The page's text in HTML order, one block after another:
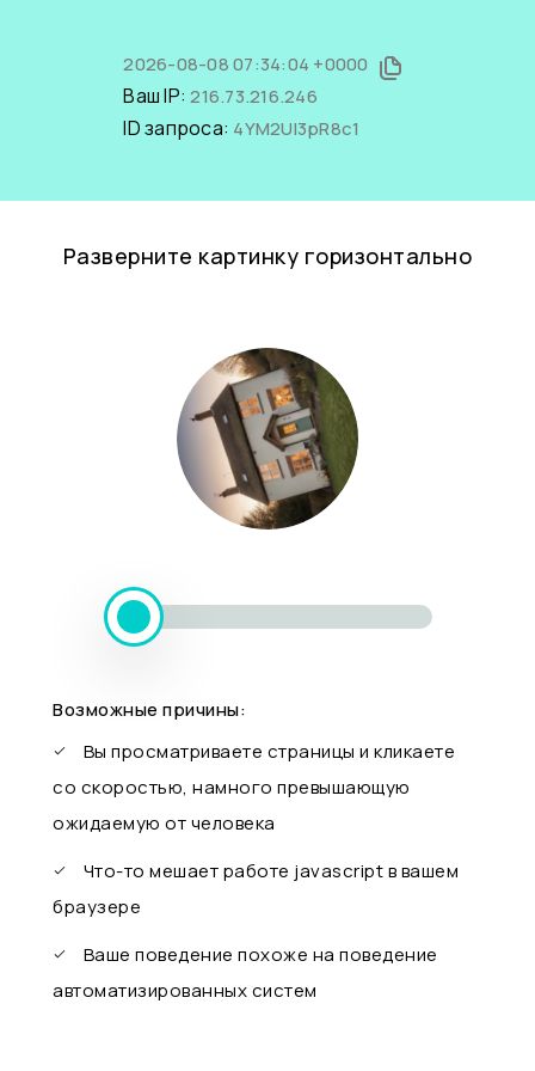
2026-08-08 07:34:04 +0000
Ваш IP:216.73.216.246
ID запроса: 4YM2Ul3pR8c1
Разверните картинку горизонтально
Возможные причины:
Вы просматриваете страницы и кликаете
со скоростью, намного превышающую
ожидаемую от человека
Что-то мешает работе javascript в вашем
браузере
Ваше поведение похоже на поведение
автоматизированных систем